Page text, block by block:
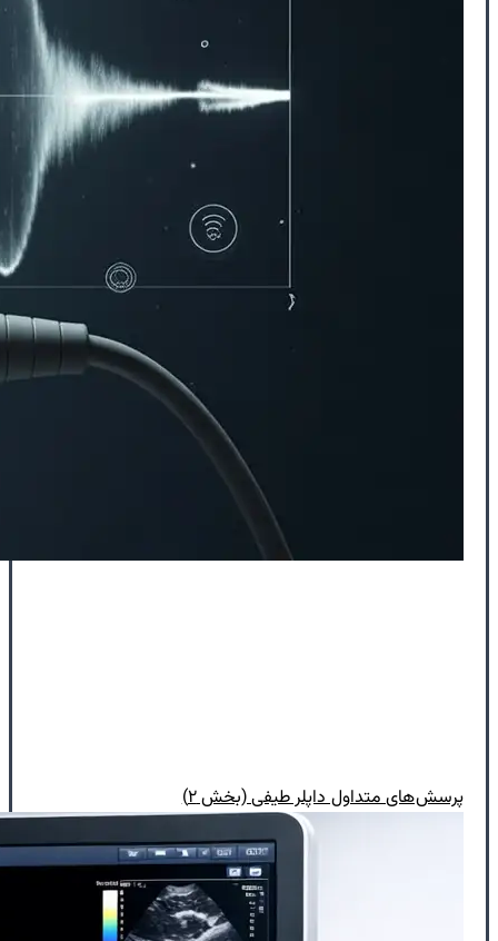
پرسش‌های متداول داپلر طیفی (بخش ۲)